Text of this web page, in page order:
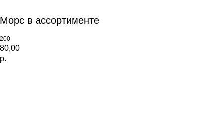
Морс в ассортименте
200
80,00
р.